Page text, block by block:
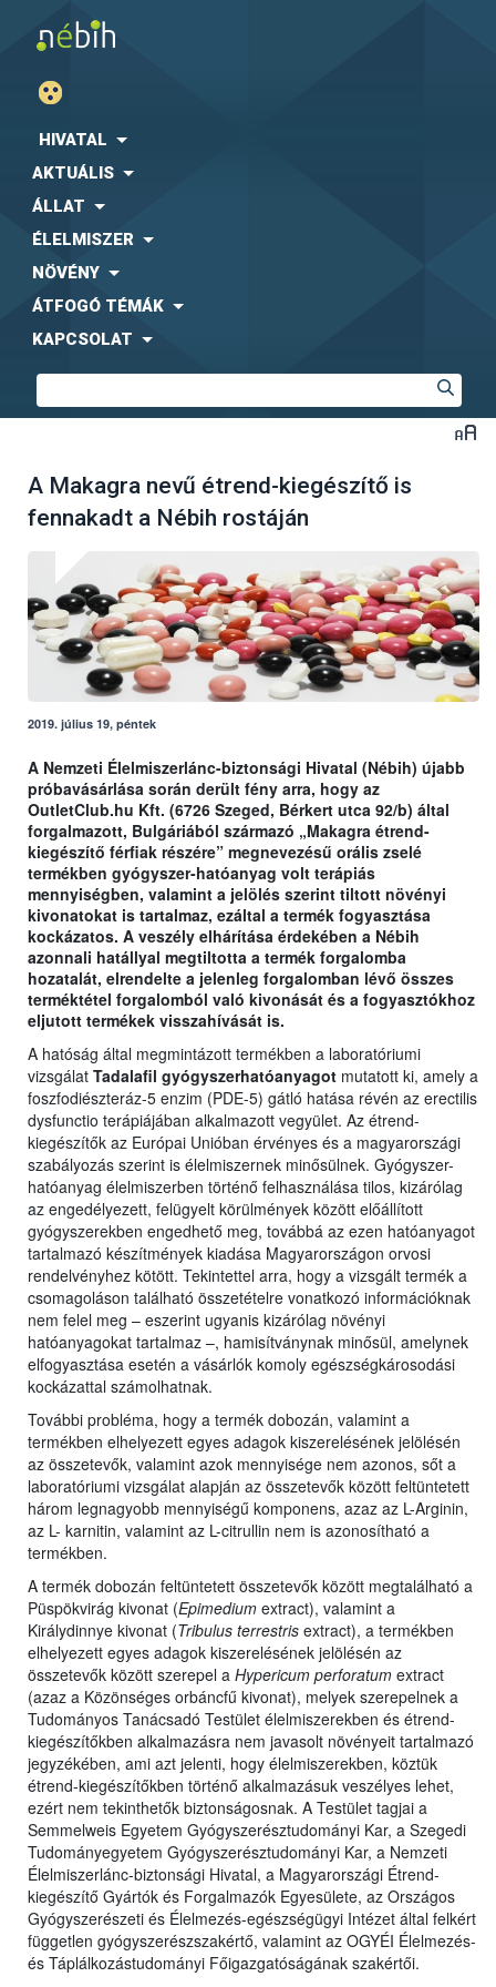
HIVATAL
AKTUÁLIS
ÁLLAT
ÉLELMISZER
NÖVÉNY
ÁTFOGÓ TÉMÁK
KAPCSOLAT
A Makagra nevű étrend-kiegészítő is
fennakadt a Nébih rostáján
2019. július 19, péntek
A Nemzeti Élelmiszerlánc-biztonsági Hivatal (Nébih) újabb
próbavásárlása során derült fény arra, hogy az
OutletClub.hu Kft. (6726 Szeged, Bérkert utca 92/b) által
forgalmazott, Bulgáriából származó „Makagra étrend-
kiegészítő férfiak részére” megnevezésű orális zselé
termékben gyógyszer-hatóanyag volt terápiás
mennyiségben, valamint a jelölés szerint tiltott növényi
kivonatokat is tartalmaz, ezáltal a termék fogyasztása
kockázatos. A veszély elhárítása érdekében a Nébih
azonnali hatállyal megtiltotta a termék forgalomba
hozatalát, elrendelte a jelenleg forgalomban lévő összes
terméktétel forgalomból való kivonását és a fogyasztókhoz
eljutott termékek visszahívását is.
A hatóság által megmintázott termékben a laboratóriumi
vizsgálat Tadalafil gyógyszerhatóanyagot mutatott ki, amely a
foszfodiészteráz-5 enzim (PDE-5) gátló hatása révén az erectilis
dysfunctio terápiájában alkalmazott vegyület. Az étrend-
kiegészítők az Európai Unióban érvényes és a magyarországi
szabályozás szerint is élelmiszernek minősülnek. Gyógyszer-
hatóanyag élelmiszerben történő felhasználása tilos, kizárólag
az engedélyezett, felügyelt körülmények között előállított
gyógyszerekben engedhető meg, továbbá az ezen hatóanyagot
tartalmazó készítmények kiadása Magyarországon orvosi
rendelvényhez kötött. Tekintettel arra, hogy a vizsgált termék a
csomagoláson található összetételre vonatkozó információknak
nem felel meg – eszerint ugyanis kizárólag növényi
hatóanyagokat tartalmaz –, hamisítványnak minősül, amelynek
elfogyasztása esetén a vásárlók komoly egészségkárosodási
kockázattal számolhatnak.
További probléma, hogy a termék dobozán, valamint a
termékben elhelyezett egyes adagok kiszerelésének jelölésén
az összetevők, valamint azok mennyisége nem azonos, sőt a
laboratóriumi vizsgálat alapján az összetevők között feltüntetett
három legnagyobb mennyiségű komponens, azaz az L-Arginin,
az L- karnitin, valamint az L-citrullin nem is azonosítható a
termékben.
A termék dobozán feltüntetett összetevők között megtalálható a
Püspökvirág kivonat (Epimedium extract), valamint a
Királydinnye kivonat (Tribulus terrestris extract), a termékben
elhelyezett egyes adagok kiszerelésének jelölésén az
összetevők között szerepel a Hypericum perforatum extract
(azaz a Közönséges orbáncfű kivonat), melyek szerepelnek a
Tudományos Tanácsadó Testület élelmiszerekben és étrend-
kiegészítőkben alkalmazásra nem javasolt növényeit tartalmazó
jegyzékében, ami azt jelenti, hogy élelmiszerekben, köztük
étrend-kiegészítőkben történő alkalmazásuk veszélyes lehet,
ezért nem tekinthetők biztonságosnak. A Testület tagjai a
Semmelweis Egyetem Gyógyszerésztudományi Kar, a Szegedi
Tudományegyetem Gyógyszerésztudományi Kar, a Nemzeti
Élelmiszerlánc-biztonsági Hivatal, a Magyarországi Étrend-
kiegészítő Gyártók és Forgalmazók Egyesülete, az Országos
Gyógyszerészeti és Élelmezés-egészségügyi Intézet által felkért
független gyógyszerészszakértő, valamint az OGYÉI Élelmezés-
és Táplálkozástudományi Főigazgatóságának szakértői.